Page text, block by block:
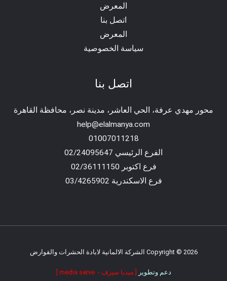
المعرض
اتصل بنا
المعرض
سياسة الخصوصية
اتصل بنا
محور مهدي عرفة، الحي العاشر، مدينة نصر، محافظة القاهرة‬
help@elalmanya.com
01007011218
الفرع الرئيسي 02/24095647
فرع اكتوبر 02/36111150
فرع الاسكندرية 03/4265902
Copyright © 2026 الشركة الالمانية لابادة الحشرات والقوارض
دعم وتطوير [ ميديا سيرف - media serve ]